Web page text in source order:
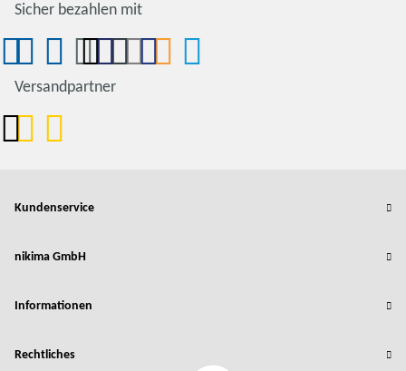
Sicher bezahlen mit
Versandpartner
Kundenservice
nikima GmbH
Informationen
Rechtliches